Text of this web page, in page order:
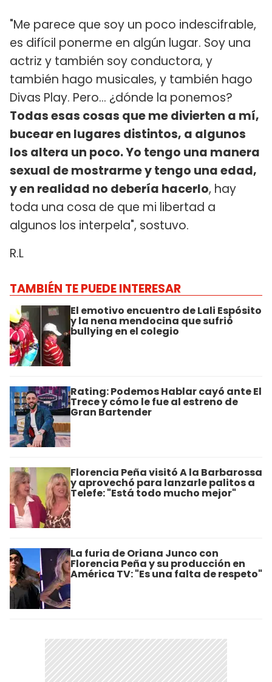
"Me parece que soy un poco indescifrable,
es difícil ponerme en algún lugar. Soy una
actriz y también soy conductora, y
también hago musicales, y también hago
Divas Play. Pero… ¿dónde la ponemos?
Todas esas cosas que me divierten a mí,
bucear en lugares distintos, a algunos
los altera un poco. Yo tengo una manera
sexual de mostrarme y tengo una edad,
y en realidad no debería hacerlo, hay
toda una cosa de que mi libertad a
algunos los interpela", sostuvo.
R.L
TAMBIÉN TE PUEDE INTERESAR
El emotivo encuentro de Lali Espósito
y la nena mendocina que sufrió
bullying en el colegio
Rating: Podemos Hablar cayó ante El
Trece y cómo le fue al estreno de
Gran Bartender
Florencia Peña visitó A la Barbarossa
y aprovechó para lanzarle palitos a
Telefe: "Está todo mucho mejor"
La furia de Oriana Junco con
Florencia Peña y su producción en
América TV: "Es una falta de respeto"